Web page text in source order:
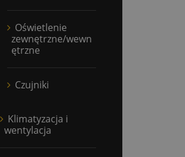
Oświetlenie
zewnętrzne/wewn
ętrzne
Czujniki
Klimatyzacja i
wentylacja